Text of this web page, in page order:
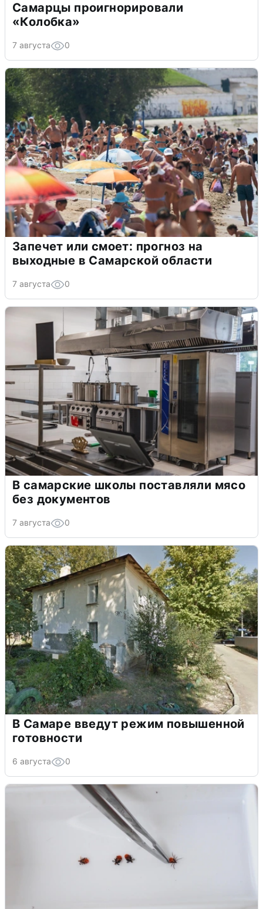
Самарцы проигнорировали
«Колобка»
7 августа 0
Запечет или смоет: прогноз на
выходные в Самарской области
7 августа 0
В самарские школы поставляли мясо
без документов
7 августа 0
В Самаре введут режим повышенной
готовности
6 августа 0